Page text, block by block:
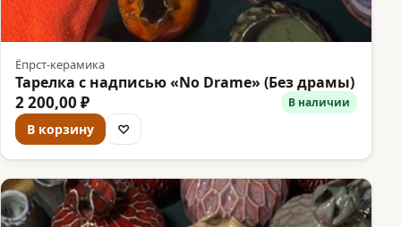
Ёпрст-керамика
Тарелка с надписью «No Drame» (Без драмы)
2 200,00 ₽ В наличии
В корзину ♡